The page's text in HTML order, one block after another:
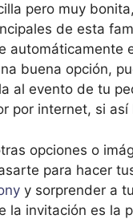
pero muy
de esta
automáticamente
buena opción,
al evento de tu
por internet, si así
opciones o
para hacer
y sorprender a
la invitación es la